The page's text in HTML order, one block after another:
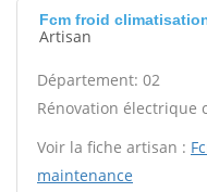
Fcm froid
Artisan
Département: 02
Rénovation électrique
Voir la fiche artisan :
maintenance